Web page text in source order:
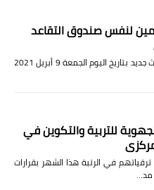
لنفس صندوق التقاعد
قام موقع الصندوق المغربي للتقاعد بتحديث جديد بتاريخ اليوم الجمعة 9 أبريل 2021
للتربية والتكوين في
في الرتبة هذا الشهر بقرارات
مد…